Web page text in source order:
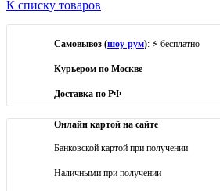
К списку товаров
Самовывоз (шоу-рум): ⚡ бесплатно
Курьером по Москве
Доставка по РФ
Онлайн картой на сайте
Банковской картой при получении
Наличными при получении